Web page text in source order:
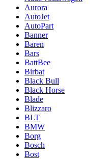
Aurora
AutoJet
AutoPart
Banner
Baren
Bars
BattBee
Birbat
Black Bull
Black Horse
Blade
Blizzaro
BLT
BMW
Borg
Bosch
Bost